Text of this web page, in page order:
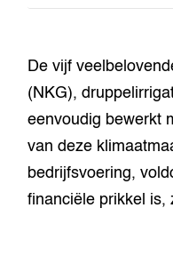
De vijf
(NKG),
eenvoudig bewerkt
van deze
bedrijfsvoering,
financiële prikkel is,